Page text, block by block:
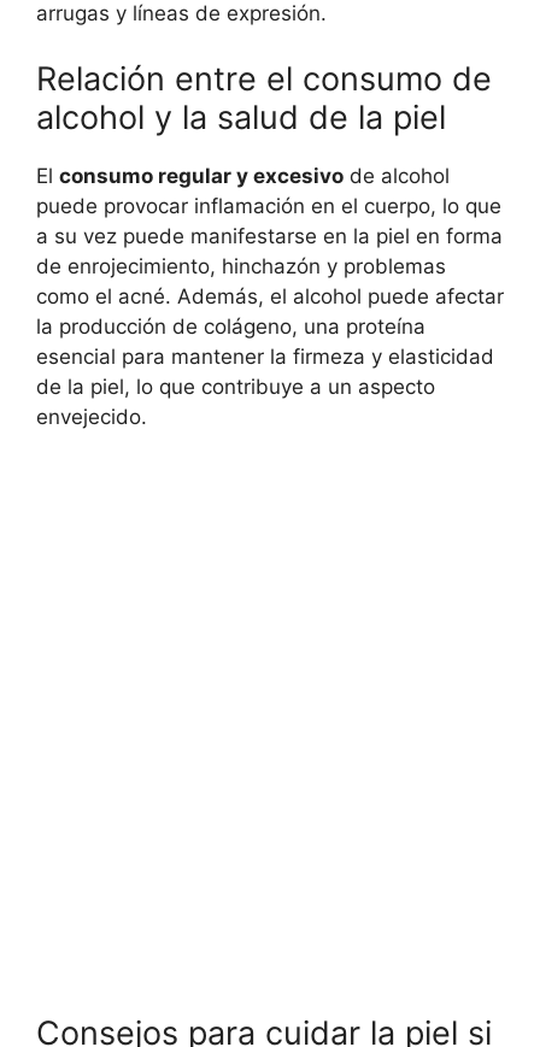
arrugas y líneas de expresión.
Relación entre el consumo de
alcohol y la salud de la piel
El consumo regular y excesivo de alcohol
puede provocar inflamación en el cuerpo, lo que
a su vez puede manifestarse en la piel en forma
de enrojecimiento, hinchazón y problemas
como el acné. Además, el alcohol puede afectar
la producción de colágeno, una proteína
esencial para mantener la firmeza y elasticidad
de la piel, lo que contribuye a un aspecto
envejecido.
Consejos para cuidar la piel si